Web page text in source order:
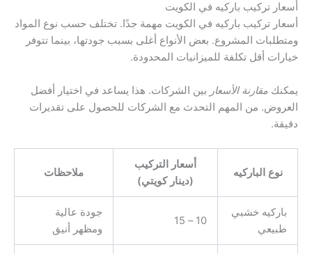
أسعار تركيب باركيه في الكويت
أسعار تركيب باركيه في الكويت مهمة جدًا. تختلف حسب نوع المواد
ومتطلبات المشروع. بعض الأنواع أغلى بسبب جودتها، بينما تتوفر
خيارات أقل تكلفة للميزانيات المحدودة.
يمكنك مقارنة الأسعار بين الشركات. هذا يساعد في اختيار أفضل
العروض. من المهم التحدث مع الشركات للحصول على تقديرات
دقيقة.
نوع الباركيه
أسعار التركيب
(دينار كويتي)
ملاحظات
باركيه خشبي
طبيعي
10 – 15
جودة عالية
ومظهر أنيق